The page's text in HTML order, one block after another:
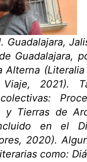
Guadalajara,
Guadalajara,
Alterna
Viaje, 2021).
y Tierras de
en el
2020).
como: